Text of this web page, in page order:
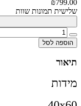
₪799.00
שלישית תמונות שוות
הוספה לסל
תיאור
מידות